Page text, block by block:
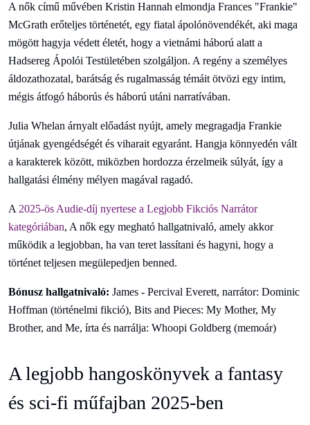
A nők című művében Kristin Hannah elmondja Frances "Frankie"
McGrath erőteljes történetét, egy fiatal ápolónövendékét, aki maga
mögött hagyja védett életét, hogy a vietnámi háború alatt a
Hadsereg Ápolói Testületében szolgáljon. A regény a személyes
áldozathozatal, barátság és rugalmasság témáit ötvözi egy intim,
mégis átfogó háborús és háború utáni narratívában.
Julia Whelan árnyalt előadást nyújt, amely megragadja Frankie
útjának gyengédségét és viharait egyaránt. Hangja könnyedén vált
a karakterek között, miközben hordozza érzelmeik súlyát, így a
hallgatási élmény mélyen magával ragadó.
A2025-ös Audie-díj nyertese a Legjobb Fikciós Narrátor
kategóriában, A nők egy megható hallgatnivaló, amely akkor
működik a legjobban, ha van teret lassítani és hagyni, hogy a
történet teljesen megülepedjen benned.
Bónusz hallgatnivaló: James - Percival Everett, narrátor: Dominic
Hoffman (történelmi fikció), Bits and Pieces: My Mother, My
Brother, and Me, írta és narrálja: Whoopi Goldberg (memoár)
A legjobb hangoskönyvek a fantasy
és sci-fi műfajban 2025-ben